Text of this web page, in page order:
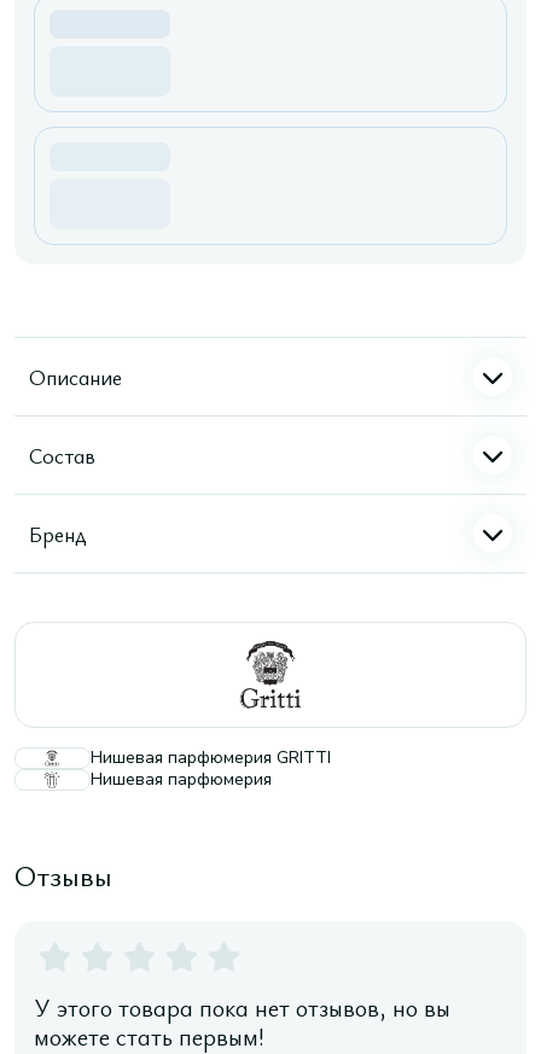
Описание
Состав
Бренд
Нишевая парфюмерия GRITTI
Нишевая парфюмерия
Отзывы
У этого товара пока нет отзывов, но вы
можете стать первым!